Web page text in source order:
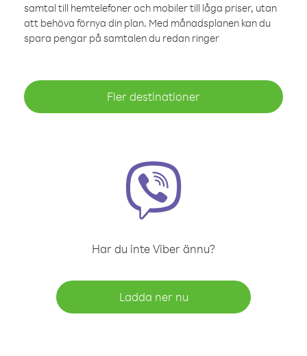
samtal till hemtelefoner och mobiler till låga priser, utan
att behöva förnya din plan. Med månadsplanen kan du
spara pengar på samtalen du redan ringer
Fler destinationer
Har du inte Viber ännu?
Ladda ner nu